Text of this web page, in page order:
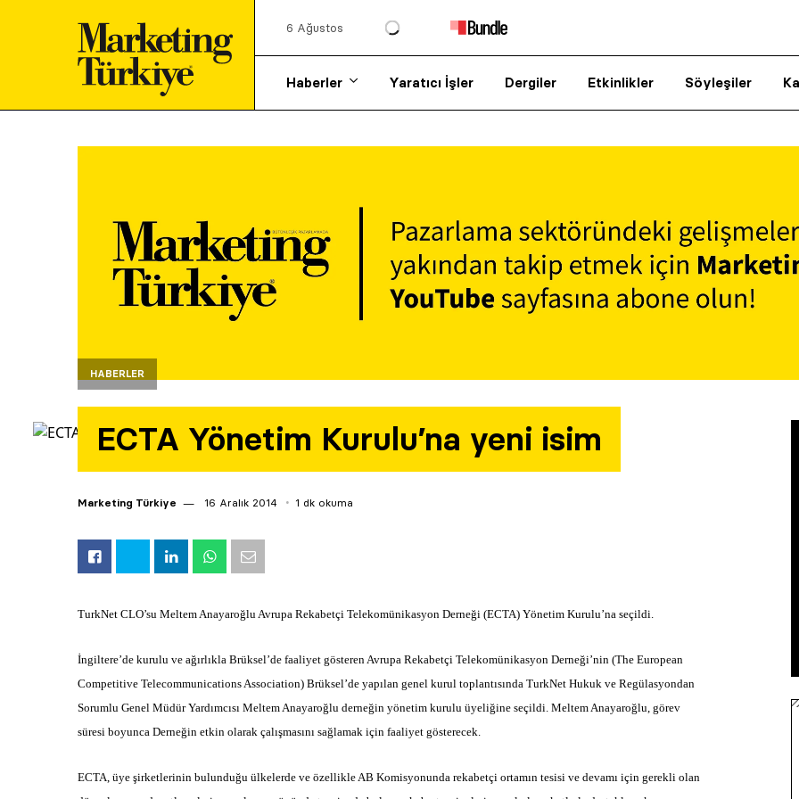
6 Ağustos
Haberler Yaratıcı İşler Dergiler Etkinlikler Söyleşiler
HABERLER
ECTA Yönetim Kurulu’na yeni isim
Marketing Türkiye 16 Aralık 2014 1 dk okuma
TurkNet CLO’su Meltem Anayaroğlu Avrupa Rekabetçi Telekomünikasyon Derneği (ECTA) Yönetim Kurulu’na seçildi.
İngiltere’de kurulu ve ağırlıkla Brüksel’de faaliyet gösteren Avrupa Rekabetçi Telekomünikasyon Derneği’nin (The European
Competitive Telecommunications Association) Brüksel’de yapılan genel kurul toplantısında TurkNet Hukuk ve Regülasyondan
Sorumlu Genel Müdür Yardımcısı Meltem Anayaroğlu derneğin yönetim kurulu üyeliğine seçildi. Meltem Anayaroğlu, görev
süresi boyunca Derneğin etkin olarak çalışmasını sağlamak için faaliyet gösterecek.
ECTA, üye şirketlerinin bulunduğu ülkelerde ve özellikle AB Komisyonunda rekabetçi ortamın tesisi ve devamı için gerekli olan